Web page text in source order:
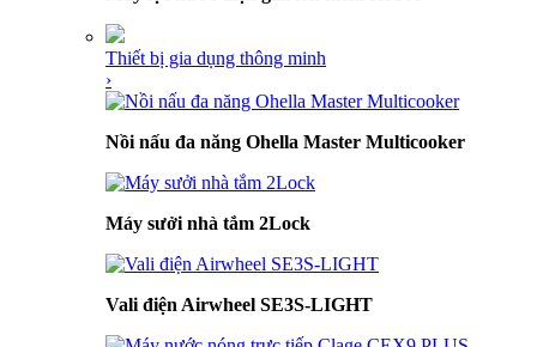
Thiết bị gia dụng thông minh
›
Nồi nấu đa năng Ohella Master Multicooker
Máy sưởi nhà tắm 2Lock
Vali điện Airwheel SE3S-LIGHT